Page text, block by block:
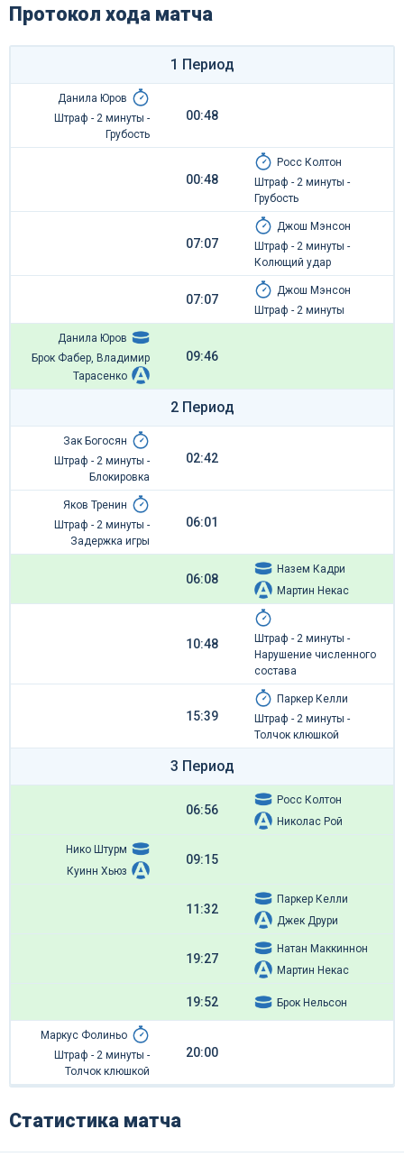
Протокол хода матча
1 Период
Данила Юров
Штраф - 2 минуты -
Грубость
00:48
00:48
Росс Колтон
Штраф - 2 минуты -
Грубость
07:07
Джош Мэнсон
Штраф - 2 минуты -
Колющий удар
07:07
Джош Мэнсон
Штраф - 2 минуты
Данила Юров
Брок Фабер, Владимир
Тарасенко
09:46
2 Период
Зак Богосян
Штраф - 2 минуты -
Блокировка
02:42
Яков Тренин
Штраф - 2 минуты -
Задержка игры
06:01
06:08
Назем Кадри
Мартин Некас
10:48
Штраф - 2 минуты -
Нарушение численного
состава
15:39
Паркер Келли
Штраф - 2 минуты -
Толчок клюшкой
3 Период
06:56
Росс Колтон
Николас Рой
Нико Штурм
Куинн Хьюз
09:15
11:32
Паркер Келли
Джек Друри
19:27
Натан Маккиннон
Мартин Некас
19:52 Брок Нельсон
Маркус Фолиньо
Штраф - 2 минуты -
Толчок клюшкой
20:00
Статистика матча